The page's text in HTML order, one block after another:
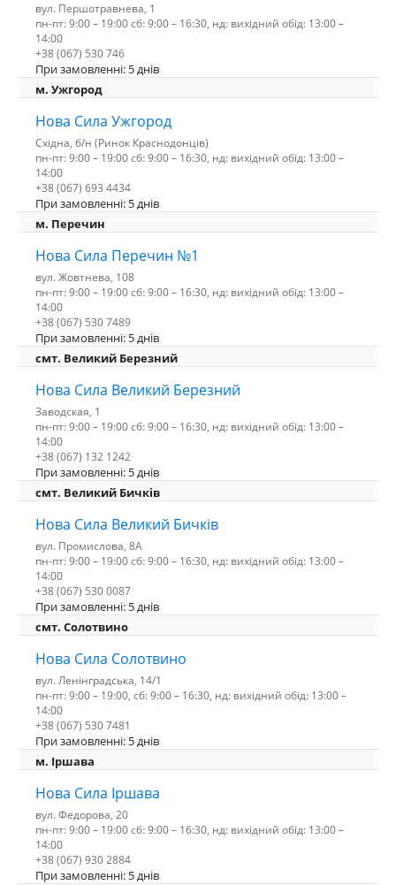
вул. Першотравнева, 1
пн-пт: 9:00 – 19:00 сб: 9:00 – 16:30, нд: вихідний обід: 13:00 –
14:00
+38 (067) 530 746
При замовленні: 5 днів
м. Ужгород
Нова Сила Ужгород
Східна, б/н (Ринок Краснодонців)
пн-пт: 9:00 – 19:00 сб: 9:00 – 16:30, нд: вихідний обід: 13:00 –
14:00
+38 (067) 693 4434
При замовленні: 5 днів
м. Перечин
Нова Сила Перечин №1
вул. Жовтнева, 108
пн-пт: 9:00 – 19:00 сб: 9:00 – 16:30, нд: вихідний обід: 13:00 –
14:00
+38 (067) 530 7489
При замовленні: 5 днів
смт. Великий Березний
Нова Сила Великий Березний
Заводская, 1
пн-пт: 9:00 – 19:00 сб: 9:00 – 16:30, нд: вихідний обід: 13:00 –
14:00
+38 (067) 132 1242
При замовленні: 5 днів
смт. Великий Бичків
Нова Сила Великий Бичків
вул. Промислова, 8А
пн-пт: 9:00 – 19:00 сб: 9:00 – 16:30, нд: вихідний обід: 13:00 –
14:00
+38 (067) 530 0087
При замовленні: 5 днів
смт. Солотвино
Нова Сила Солотвино
вул. Ленінградська, 14/1
пн-пт: 9:00 – 19:00, сб: 9:00 – 16:30, нд: вихідний обід: 13:00 –
14:00
+38 (067) 530 7481
При замовленні: 5 днів
м. Іршава
Нова Сила Іршава
вул. Федорова, 20
пн-пт: 9:00 – 19:00 сб: 9:00 – 16:30, нд: вихідний обід: 13:00 –
14:00
+38 (067) 930 2884
При замовленні: 5 днів